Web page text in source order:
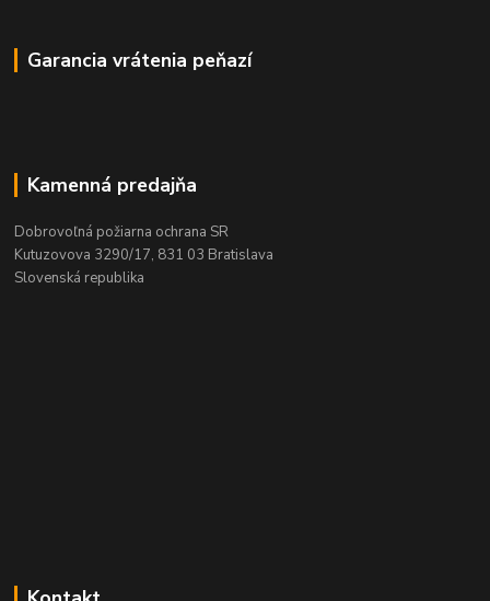
Garancia vrátenia peňazí
Kamenná predajňa
Dobrovoľná požiarna ochrana SR
Kutuzovova 3290/17, 831 03 Bratislava
Slovenská republika